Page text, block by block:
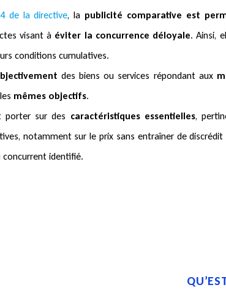
de la directive, la publicité comparative est
visant à éviter la concurrence déloyale. Ainsi,
conditions cumulatives.
des biens ou services répondant aux
mêmes objectifs.
porter sur des caractéristiques essentielles,
notamment sur le prix sans entraîner de discrédit
concurrent identifié.